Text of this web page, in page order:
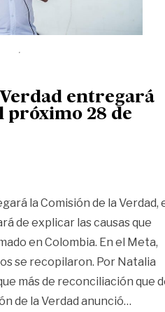
entregará
28 de
la Comisión de la Verdad,
de explicar las causas que
en Colombia. En el Meta,
se recopilaron. Por Natalia
más de reconciliación que
de la Verdad anunció…